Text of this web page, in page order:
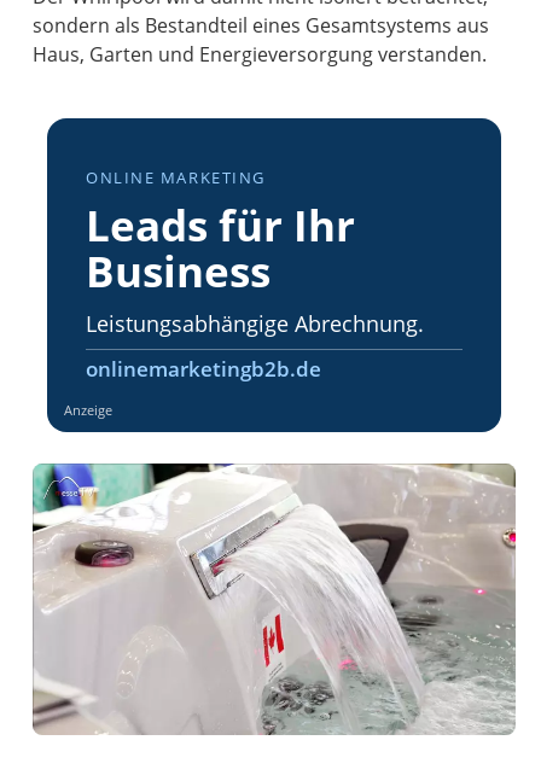
sondern als Bestandteil eines Gesamtsystems aus
Haus, Garten und Energieversorgung verstanden.
ONLINE MARKETING
Leads für Ihr
Business
Leistungsabhängige Abrechnung.
onlinemarketingb2b.de
Anzeige